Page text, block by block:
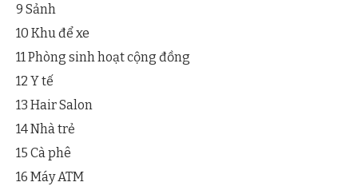
9 Sảnh
10 Khu để xe
11 Phòng sinh hoạt cộng đồng
12 Y tế
13 Hair Salon
14 Nhà trẻ
15 Cà phê
16 Máy ATM